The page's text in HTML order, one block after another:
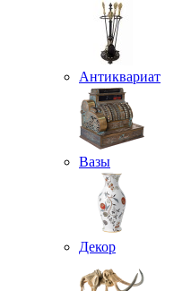
Антиквариат
Вазы
Декор